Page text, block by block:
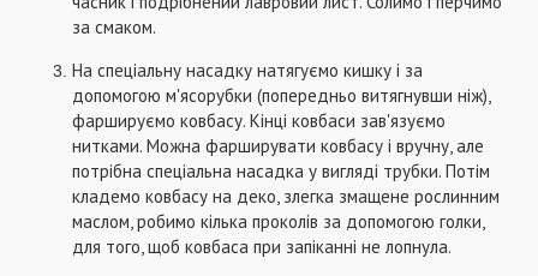
за смаком.
На спеціальну насадку натягуємо кишку і за
допомогою м'ясорубки (попередньо витягнувши ніж),
фаршируємо ковбасу. Кінці ковбаси зав'язуємо
нитками. Можна фарширувати ковбасу і вручну, але
потрібна спеціальна насадка у вигляді трубки. Потім
кладемо ковбасу на деко, злегка змащене рослинним
маслом, робимо кілька проколів за допомогою голки,
для того, щоб ковбаса при запіканні не лопнула.